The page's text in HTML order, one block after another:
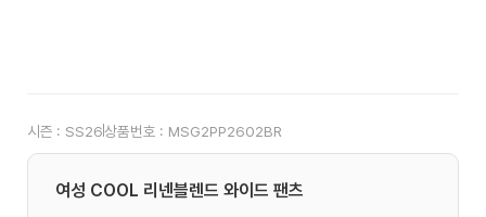
시즌 : SS26상품번호 : MSG2PP2602BR
여성 COOL 리넨블렌드 와이드 팬츠